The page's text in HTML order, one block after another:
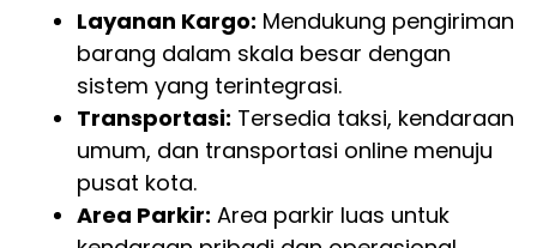
Layanan Kargo: Mendukung pengiriman
barang dalam skala besar dengan
sistem yang terintegrasi.
Transportasi: Tersedia taksi, kendaraan
umum, dan transportasi online menuju
pusat kota.
Area Parkir: Area parkir luas untuk